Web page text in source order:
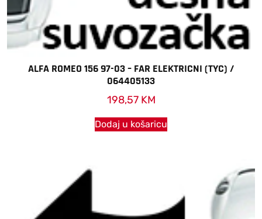
ALFA ROMEO 156 97-03 – FAR ELEKTRICNI (TYC) /
064405133
198,57 KM
Dodaj u košaricu